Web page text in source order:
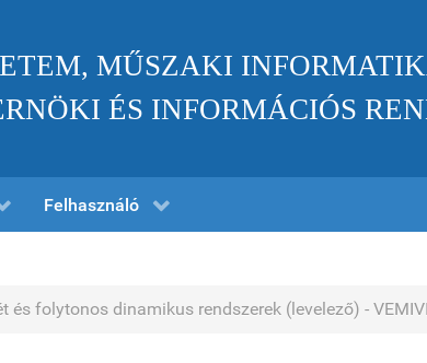
MŰSZAKI
ÉS INFORMÁCIÓS
Felhasználó
és folytonos dinamikus rendszerek (levelező) -